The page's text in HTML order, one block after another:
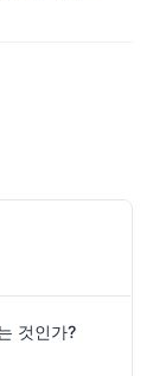
것인가?